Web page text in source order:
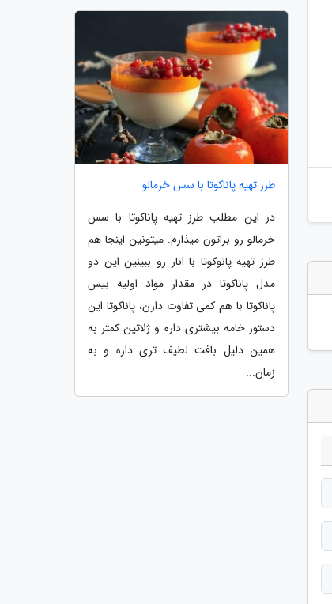
طرز تهیه پاناکوتا با سس خرمالو
در این مطلب طرز تهیه پاناکوتا با سس
خرمالو رو براتون میذارم. میتونین اینجا هم
طرز تهیه پانوکوتا با انار رو ببینین این دو
مدل پاناکوتا در مقدار مواد اولیه بیس
پاناکوتا با هم کمی تفاوت دارن، پاناکوتا این
دستور خامه بیشتری داره و ژلاتین کمتر به
همین دلیل بافت لطیف تری داره و به
زمان...